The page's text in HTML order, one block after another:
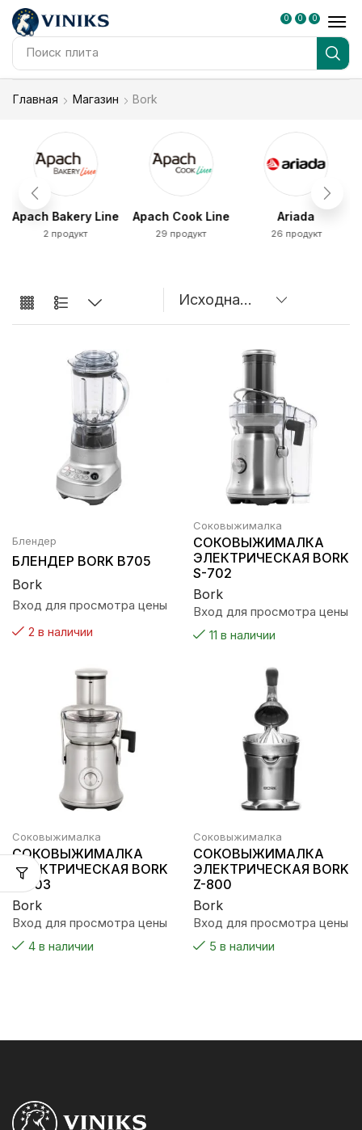
Поиск плита
0 0 0
Главная Магазин Bork
Apach Bakery Line
2 продукт
Apach Cook Line
29 продукт
Ariada
26 продукт
Блендер
БЛЕНДЕР BORK B705
Bork
Вход для просмотра цены
2 в наличии
Соковыжималка
СОКОВЫЖИМАЛКА
ЭЛЕКТРИЧЕСКАЯ BORK
S-702
Bork
Вход для просмотра цены
11 в наличии
Соковыжималка
СОКОВЫЖИМАЛКА
ЭЛЕКТРИЧЕСКАЯ BORK
S-703
Bork
Вход для просмотра цены
4 в наличии
Соковыжималка
СОКОВЫЖИМАЛКА
ЭЛЕКТРИЧЕСКАЯ BORK
Z-800
Bork
Вход для просмотра цены
5 в наличии